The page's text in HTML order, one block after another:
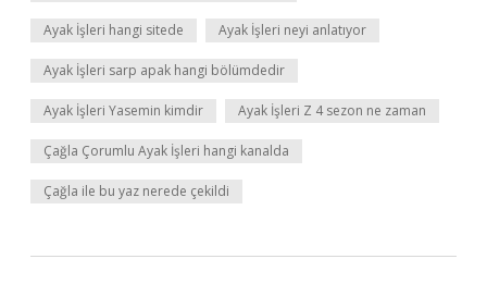
Ayak İşleri hangi sitede Ayak İşleri neyi anlatıyor
Ayak İşleri sarp apak hangi bölümdedir
Ayak İşleri Yasemin kimdir Ayak İşleri Z 4 sezon ne zaman
Çağla Çorumlu Ayak İşleri hangi kanalda
Çağla ile bu yaz nerede çekildi